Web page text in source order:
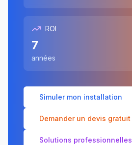
ROI
7
années
Simuler mon installation
Demander un devis gratuit
Solutions professionnelles